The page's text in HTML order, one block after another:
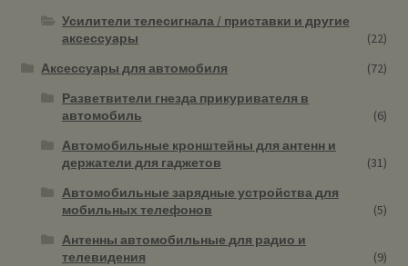
Усилители телесигнала / приставки и другие
аксессуары
(22)
Аксессуары для автомобиля
(72)
Разветвители гнезда прикуривателя в
автомобиль
(6)
Автомобильные кронштейны для антенн и
держатели для гаджетов
(31)
Автомобильные зарядные устройства для
мобильных телефонов
(5)
Антенны автомобильные для радио и
телевидения
(9)